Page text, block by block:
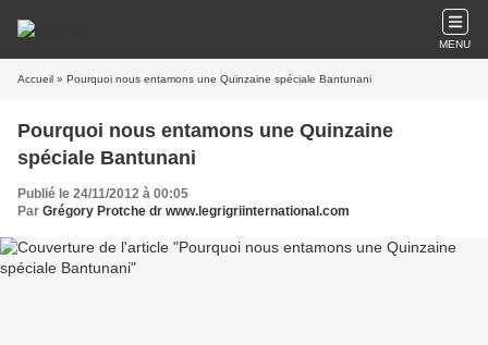
MENU
Accueil » Pourquoi nous entamons une Quinzaine spéciale Bantunani
Pourquoi nous entamons une Quinzaine
spéciale Bantunani
Publié le 24/11/2012 à 00:05
Par Grégory Protche dr www.legrigriinternational.com